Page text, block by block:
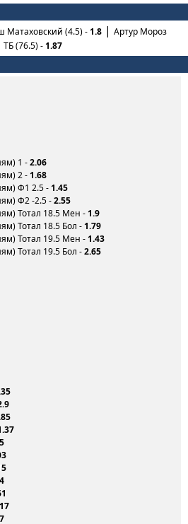
Матаховский (4.5) -1.8
Артур Мороз
ТБ (76.5) -1.87
1 -2.06
2 - 1.68
Ф1 2.5 - 1.45
Ф2 -2.5 -2.55
Тотал 18.5 Мен - 1.9
Тотал 18.5 Бол - 1.79
Тотал 19.5 Мен - 1.43
Тотал 19.5 Бол -2.65